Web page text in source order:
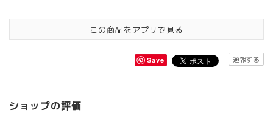
この商品をアプリで見る
Save 通報する
ショップの評価